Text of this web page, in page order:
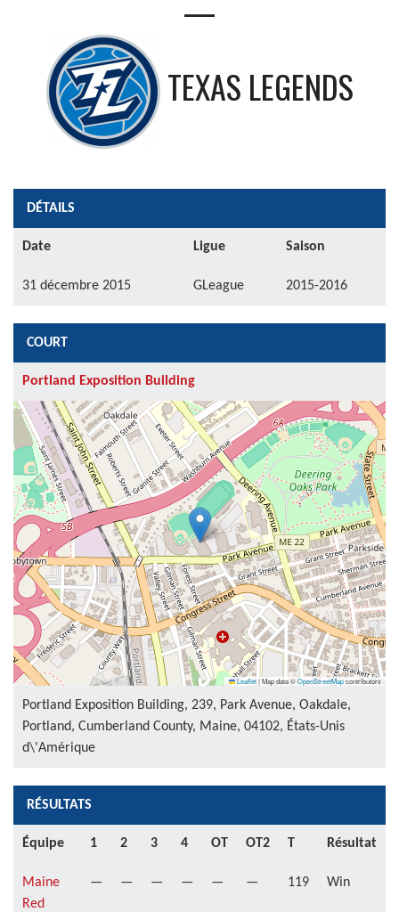
—
TEXAS LEGENDS
DÉTAILS
Date Ligue Saison
31 décembre 2015 GLeague 2015-2016
COURT
Portland Exposition Building
Leaflet|Map data ©OpenStreetMapcontributors
Portland Exposition Building, 239, Park Avenue, Oakdale,
Portland, Cumberland County, Maine, 04102, États-Unis
d\'Amérique
RÉSULTATS
Équipe 1 2 3 4 OT OT2 T Résultat
Maine
Red
— — — — — — 119 Win